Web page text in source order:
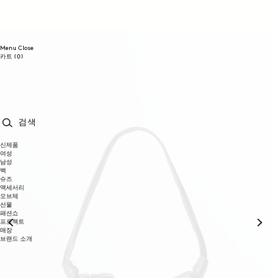
Menu Close
카트 (0)
신제품
여성
남성
백
슈즈
액세서리
오브제
선물
패션쇼
프로젝트
매장
브랜드 소개